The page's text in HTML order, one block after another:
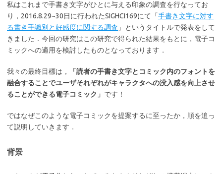
私はこれまで手書き文字がひとに与える印象の調査を行なってお
り，2016.8.29~30日に行われたSIGHCI169にて「手書き文字に対す
る書き手識別と好感度に関する調査 」というタイトルで発表をして
きました．今回の研究はこの研究で得られた結果をもとに，電子コ
ミックへの適用を検討したものとなっております．
我々の最終目標は，
「読者の手書き文字とコミック内のフォントを
融合することでユーザそれぞれがキャラクタへの没入感を向上させ
ることができる電子コミック」 です！
ではなぜこのような電子コミックを提案するに至ったか，順を追っ
て説明していきます．
背景